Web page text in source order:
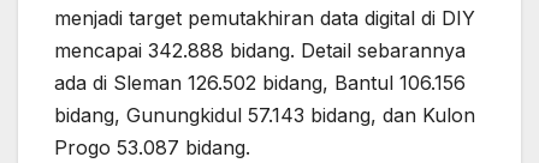
menjadi target pemutakhiran data digital di DIY
mencapai 342.888 bidang. Detail sebarannya
ada di Sleman 126.502 bidang, Bantul 106.156
bidang, Gunungkidul 57.143 bidang, dan Kulon
Progo 53.087 bidang.